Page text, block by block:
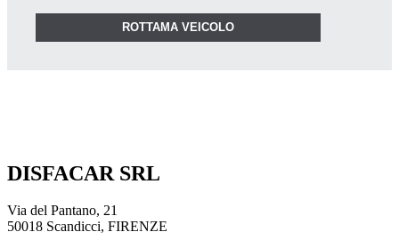
ROTTAMA VEICOLO
DISFACAR SRL
Via del Pantano, 21
50018 Scandicci, FIRENZE